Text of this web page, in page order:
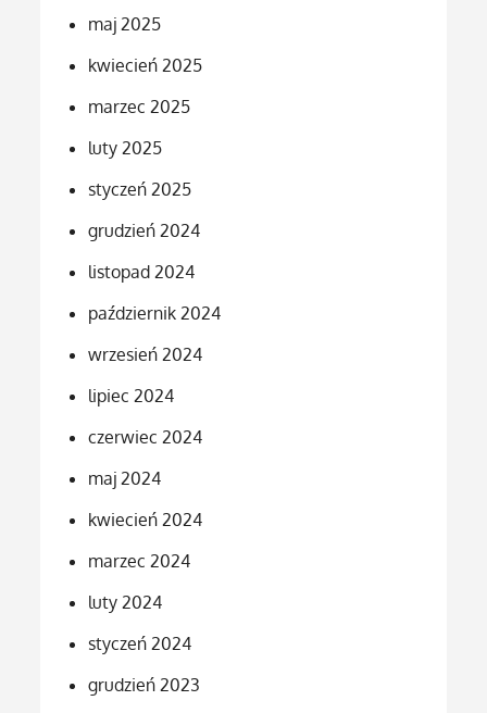
maj 2025
kwiecień 2025
marzec 2025
luty 2025
styczeń 2025
grudzień 2024
listopad 2024
październik 2024
wrzesień 2024
lipiec 2024
czerwiec 2024
maj 2024
kwiecień 2024
marzec 2024
luty 2024
styczeń 2024
grudzień 2023